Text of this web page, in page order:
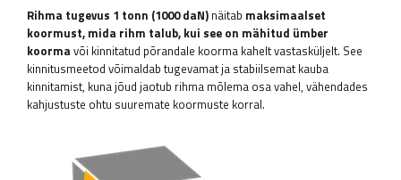
Rihma tugevus 1 tonn (1000 daN) näitab maksimaalset
koormust, mida rihm talub, kui see on mähitud ümber
koormavõi kinnitatud põrandale koorma kahelt vastasküljelt. See
kinnitusmeetod võimaldab tugevamat ja stabiilsemat kauba
kinnitamist, kuna jõud jaotub rihma mõlema osa vahel, vähendades
kahjustuste ohtu suuremate koormuste korral.